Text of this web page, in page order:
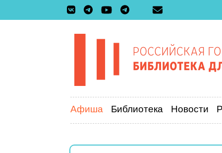
Афиша Библиотека Новости